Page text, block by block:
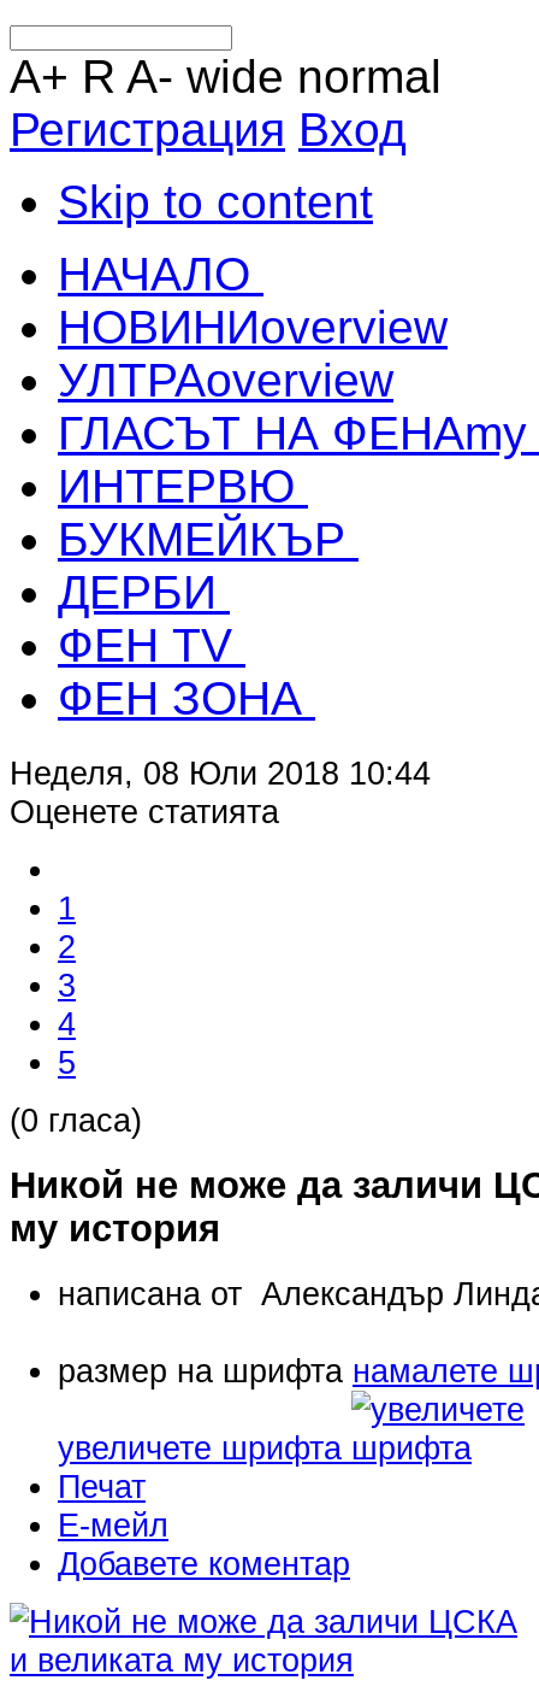
A+ R A- wide normal
Регистрация Вход
Skip to content
НАЧАЛО
НОВИНИoverview
УЛТРАoverview
ГЛАСЪТ НА ФЕНА
ИНТЕРВЮ
БУКМЕЙКЪР
ДЕРБИ
ФЕН TV
ФЕН ЗОНА
Неделя, 08 Юли 2018 10:44
Оценете статията
1
2
3
4
5
(0 гласа)
Никой не може да заличи
му история
написана от Александър
размер на шрифта намалете
увеличете шрифта
Печат
Е-мейл
Добавете коментар